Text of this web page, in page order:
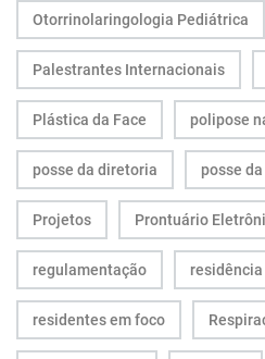
Otorrinolaringologia Pediátrica
Palestrantes Internacionais
Plástica da Face polipose
posse da diretoria posse
Projetos Prontuário
regulamentação
residentes em foco